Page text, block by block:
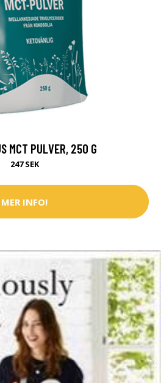
MCT PULVER, 250 G
247 SEK
MER INFO!